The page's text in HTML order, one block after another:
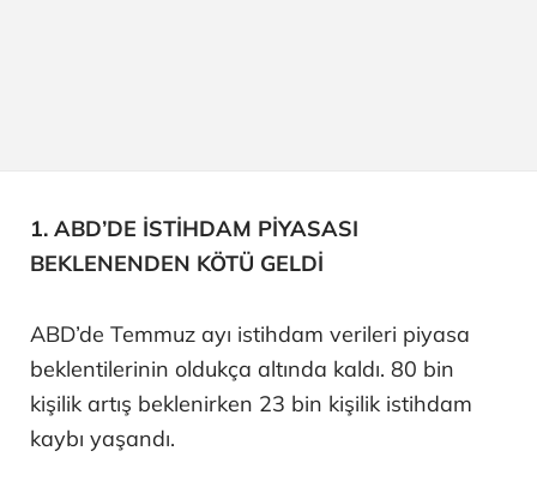
1. ABD’DE İSTİHDAM PİYASASI
BEKLENENDEN KÖTÜ GELDİ
ABD’de Temmuz ayı istihdam verileri piyasa
beklentilerinin oldukça altında kaldı. 80 bin
kişilik artış beklenirken 23 bin kişilik istihdam
kaybı yaşandı.